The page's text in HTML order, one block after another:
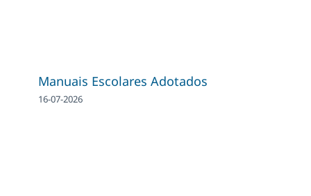
Manuais Escolares Adotados
16-07-2026